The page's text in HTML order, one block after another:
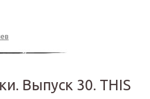
Выпуск 30. THIS